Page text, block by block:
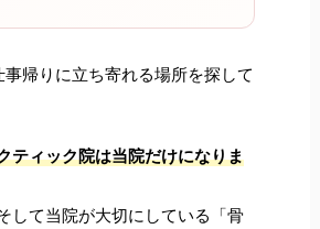
帰りに立ち寄れる場所を探して
ティック院は当院だけになりま
して当院が大切にしている「骨